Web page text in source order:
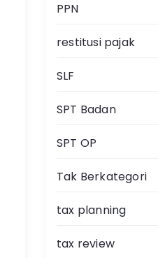
PPN
restitusi pajak
SLF
SPT Badan
SPT OP
Tak Berkategori
tax planning
tax review